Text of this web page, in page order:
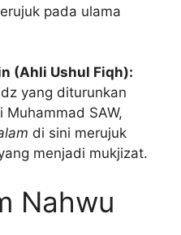
pada ulama
(Ahli Ushul Fiqh):
yang diturunkan
SAW,
di sini merujuk
menjadi mukjizat.
Nahwu